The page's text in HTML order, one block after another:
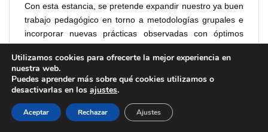
Con esta estancia, se pretende expandir nuestro ya buen
trabajo pedagógico en torno a metodologías grupales e
incorporar nuevas prácticas observadas con óptimos
Utilizamos cookies para ofrecerte la mejor experiencia en
nuestra web.
Puedes aprender más sobre qué cookies utilizamos o
desactivarlas en los ajustes.
Aceptar Rechazar Ajustes